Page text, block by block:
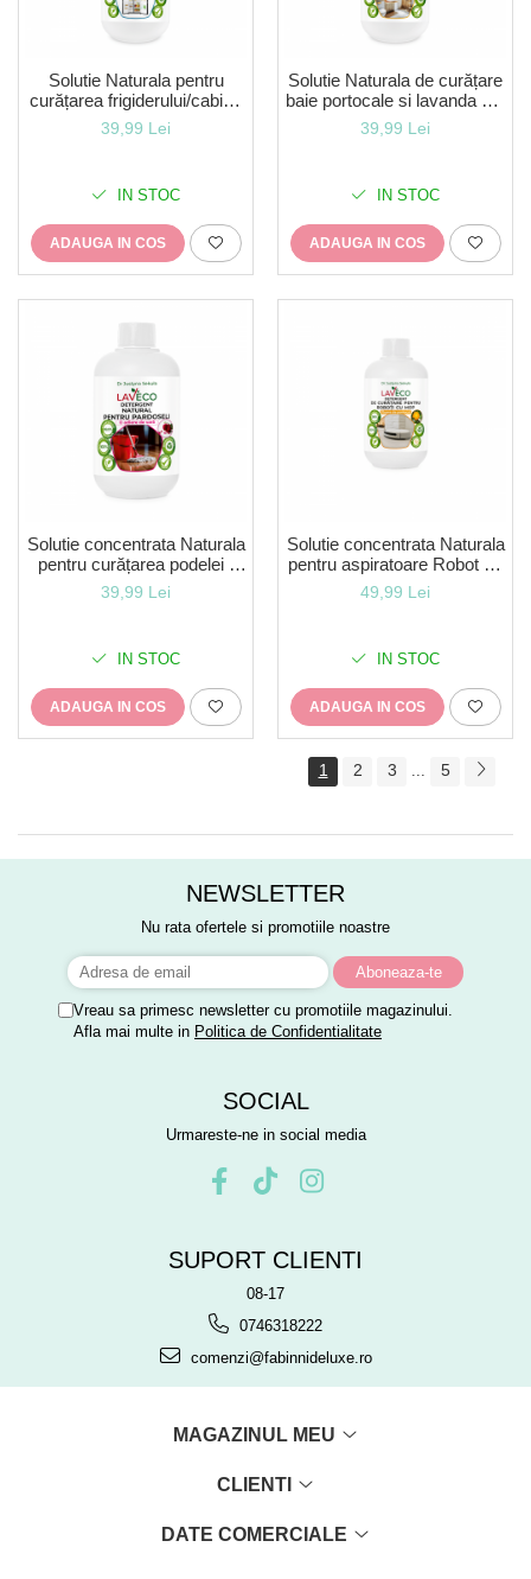
Solutie Naturala pentru
curățarea frigiderului/cabina
dus – 0,5 l-LavEco
39,99 Lei
IN STOC
ADAUGA IN COS
Solutie Naturala de curățare
baie portocale si lavanda 0.5
l-LavEco
39,99 Lei
IN STOC
ADAUGA IN COS
Solutie concentrata Naturala
pentru curățarea podelei -
0,5 l - o adiere de vară-
LavEco
39,99 Lei
IN STOC
ADAUGA IN COS
Solutie concentrata Naturala
pentru aspiratoare Robot cu
Mop-floare de portocal 0.5 l
(100 spalari)-LavEco
49,99 Lei
IN STOC
ADAUGA IN COS
1 2 3 5
NEWSLETTER
Nu rata ofertele si promotiile noastre
Vreau sa primesc newsletter cu promotiile magazinului.
Afla mai multe in Politica de Confidentialitate
SOCIAL
Urmareste-ne in social media
SUPORT CLIENTI
08-17
0746318222
comenzi@fabinnideluxe.ro
MAGAZINUL MEU
CLIENTI
DATE COMERCIALE